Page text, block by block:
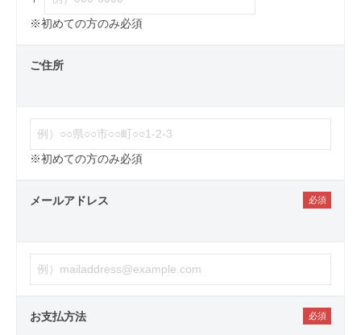
※初めての方のみ必須
ご住所
※初めての方のみ必須
メールアドレス
お支払方法